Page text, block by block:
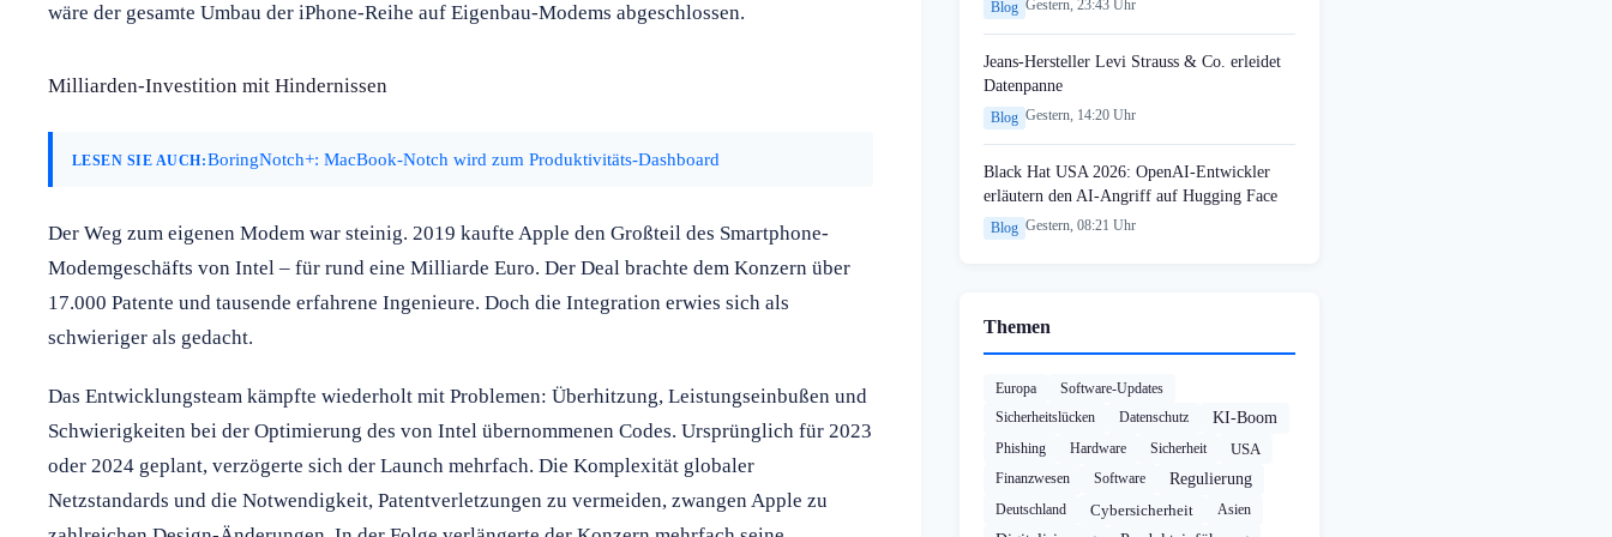
wäre der gesamte Umbau der iPhone-Reihe auf Eigenbau-Modems abgeschlossen.
Milliarden-Investition mit Hindernissen
LESEN SIE AUCH:BoringNotch+: MacBook-Notch wird zum Produktivitäts-Dashboard
Der Weg zum eigenen Modem war steinig. 2019 kaufte Apple den Großteil des Smartphone-
Modemgeschäfts von Intel – für rund eine Milliarde Euro. Der Deal brachte dem Konzern über
17.000 Patente und tausende erfahrene Ingenieure. Doch die Integration erwies sich als
schwieriger als gedacht.
Das Entwicklungsteam kämpfte wiederholt mit Problemen: Überhitzung, Leistungseinbußen und
Schwierigkeiten bei der Optimierung des von Intel übernommenen Codes. Ursprünglich für 2023
oder 2024 geplant, verzögerte sich der Launch mehrfach. Die Komplexität globaler
Netzstandards und die Notwendigkeit, Patentverletzungen zu vermeiden, zwangen Apple zu
Blog Gestern, 23:43 Uhr
Jeans-Hersteller Levi Strauss & Co. erleidet
Datenpanne
Blog Gestern, 14:20 Uhr
Black Hat USA 2026: OpenAI-Entwickler
erläutern den AI-Angriff auf Hugging Face
Blog Gestern, 08:21 Uhr
Themen
Europa
Software-Updates
Sicherheitslücken
Datenschutz KI-Boom
Phishing Hardware Sicherheit USA
Finanzwesen Software Regulierung
Deutschland Cybersicherheit Asien